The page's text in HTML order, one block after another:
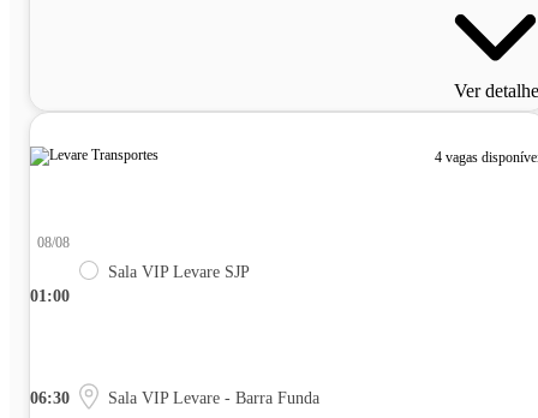
Ver
4 vagas
01:00
08/08
Sala VIP Levare SJP
06:30 Sala VIP Levare - Barra Funda